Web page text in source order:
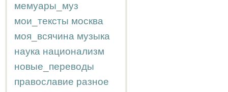
мемуары_муз
мои_тексты москва
моя_всячина музыка
наука национализм
новые_переводы
православие разное